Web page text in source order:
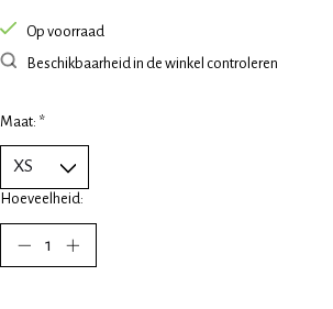
Op voorraad
Beschikbaarheid in de winkel controleren
Maat: *
Hoeveelheid: